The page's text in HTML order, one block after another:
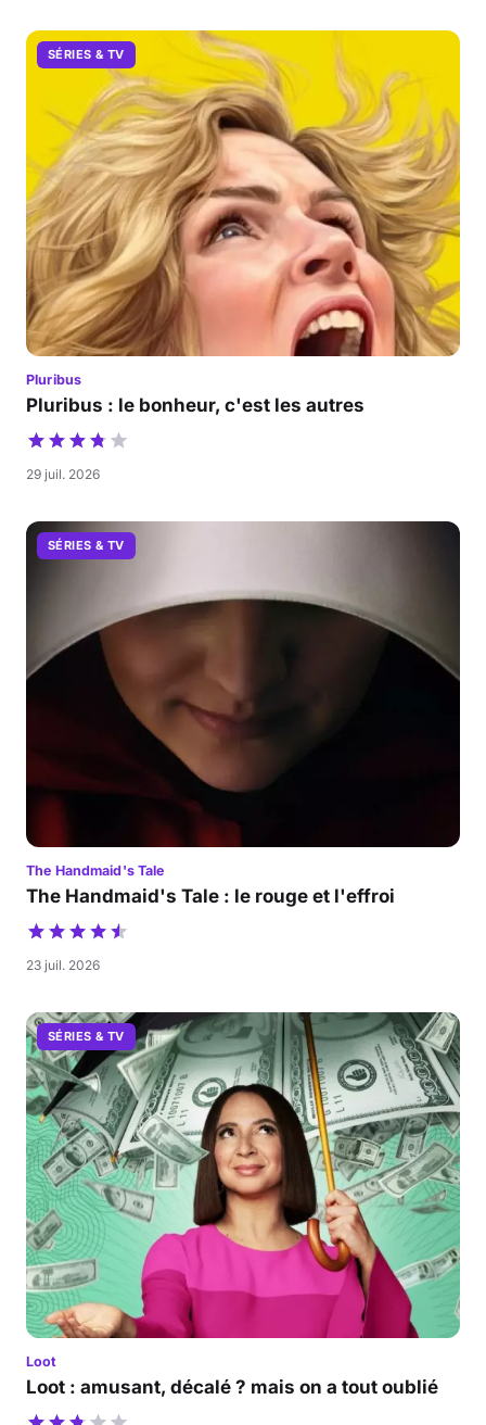
SÉRIES & TV
Pluribus
Pluribus : le bonheur, c'est les autres
29 juil. 2026
SÉRIES & TV
The Handmaid's Tale
The Handmaid's Tale : le rouge et l'effroi
23 juil. 2026
SÉRIES & TV
Loot
Loot : amusant, décalé ? mais on a tout oublié